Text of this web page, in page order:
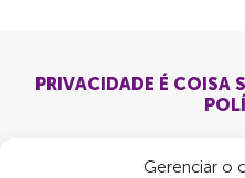
Gerenciar o
PRIVACIDADE É COISA